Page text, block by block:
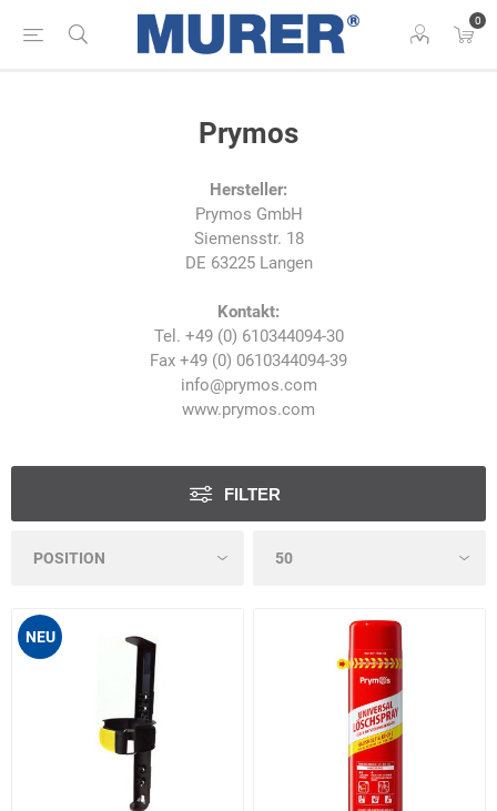
0
Prymos
Hersteller:
Prymos GmbH
Siemensstr. 18
DE 63225 Langen
Kontakt:
Tel. +49 (0) 610344094-30
Fax +49 (0) 0610344094-39
info@prymos.com
www.prymos.com
FILTER
NEU